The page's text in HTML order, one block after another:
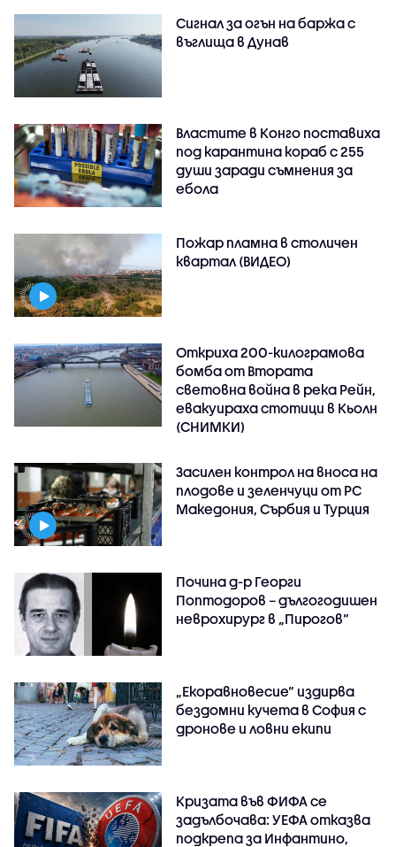
Сигнал за огън на баржа с
въглища в Дунав
Властите в Конго поставиха
под карантина кораб с 255
души заради съмнения за
ебола
Пожар пламна в столичен
квартал (ВИДЕО)
Откриха 200-килограмова
бомба от Втората
световна война в река Рейн,
евакуираха стотици в Кьолн
(СНИМКИ)
Засилен контрол на вноса на
плодове и зеленчуци от РС
Македония, Сърбия и Турция
Почина д-р Георги
Поптодоров – дългогодишен
неврохирург в „Пирогов“
„Екоравновесие“ издирва
бездомни кучета в София с
дронове и ловни екипи
Кризата във ФИФА се
задълбочава: УЕФА отказва
подкрепа за Инфантино,